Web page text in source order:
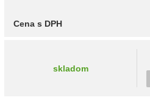
Cena s DPH
skladom